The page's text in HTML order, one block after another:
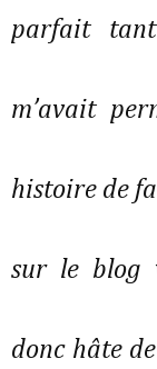
parfait
m’avait
histoire de
sur le blog
donc hâte